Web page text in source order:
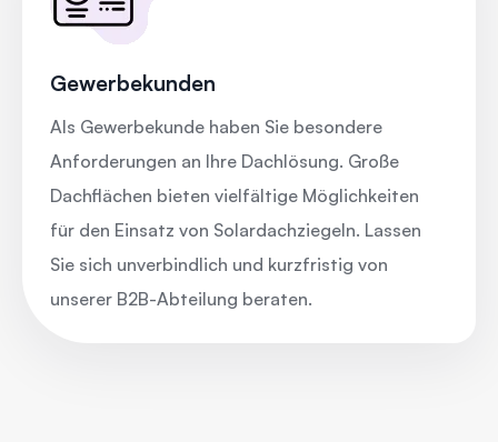
Gewerbekunden
Als Gewerbekunde haben Sie besondere
Anforderungen an Ihre Dachlösung. Große
Dachflächen bieten vielfältige Möglichkeiten
für den Einsatz von Solardachziegeln. Lassen
Sie sich unverbindlich und kurzfristig von
unserer B2B-Abteilung beraten.